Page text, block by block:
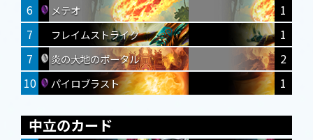
6
メテオ
1
7
フレイムストライク
1
7
炎の大地のポータル
2
10
パイロブラスト 1
中立のカード